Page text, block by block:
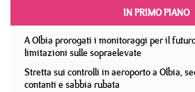
IN PRIMO PIANO
A Olbia prorogati i monitoraggi per il
limitazioni sulle sopraelevate
Stretta sui controlli in aeroporto a Olbia,
contanti e sabbia rubata